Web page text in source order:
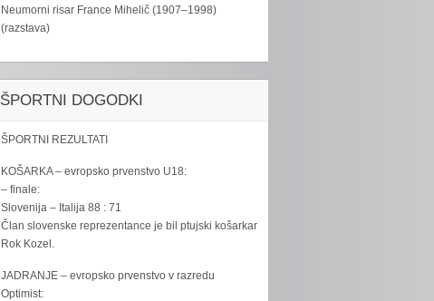
Neumorni risar France Mihelič (1907–1998)
(razstava)
ŠPORTNI DOGODKI
ŠPORTNI REZULTATI
KOŠARKA – evropsko prvenstvo U18:
– finale:
Slovenija – Italija 88 : 71
Član slovenske reprezentance je bil ptujski košarkar
Rok Kozel.
JADRANJE – evropsko prvenstvo v razredu
Optimist: